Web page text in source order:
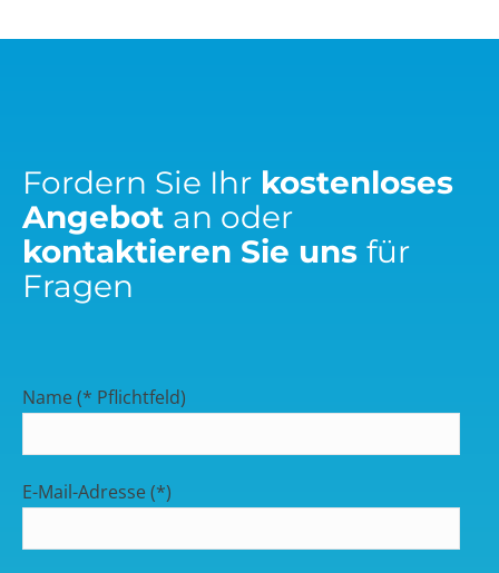
Fordern Sie Ihr kostenloses
Angebot an oder
kontaktieren Sie uns für
Fragen
Name (* Pflichtfeld)
E-Mail-Adresse (*)